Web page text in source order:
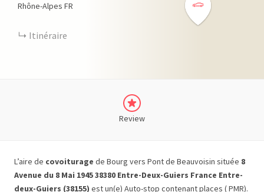
Rhône-Alpes FR
Itinéraire
Review
L’aire de covoiturage de Bourg vers Pont de Beauvoisin située 8
Avenue du 8 Mai 1945 38380 Entre-Deux-Guiers France Entre-
deux-Guiers (38155) est un(e) Auto-stop contenant places ( PMR).